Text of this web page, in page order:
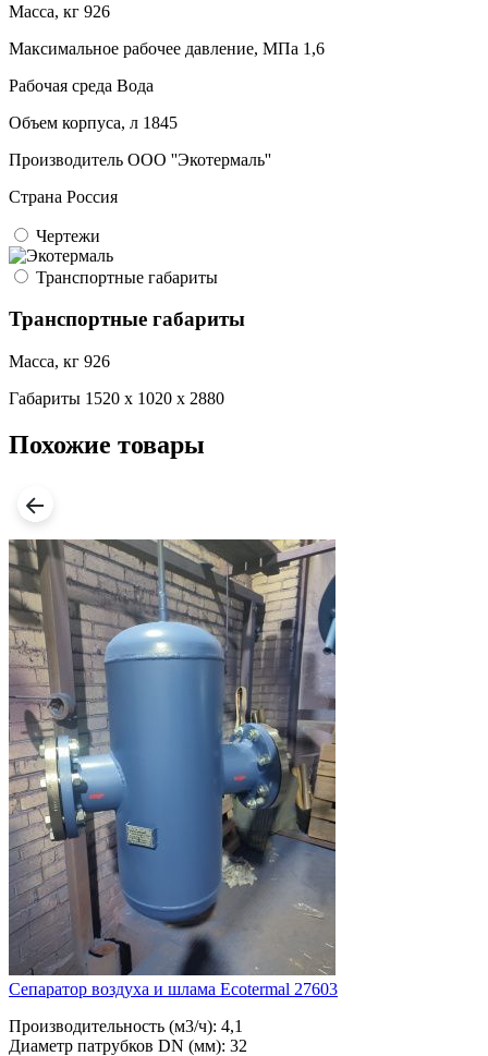
Масса, кг 926
Максимальное рабочее давление, МПа 1,6
Рабочая среда Вода
Объем корпуса, л 1845
Производитель ООО ''Экотермаль''
Страна Россия
Чертежи
Транспортные габариты
Транспортные габариты
Масса, кг 926
Габариты 1520 x 1020 x 2880
Похожие товары
Сепаратор воздуха и шлама Ecotermal 27603
Производительность (м3/ч): 4,1
Диаметр патрубков DN (мм): 32